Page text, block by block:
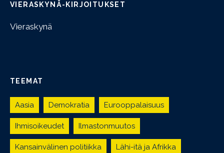
VIERASKYNÄ-KIRJOITUKSET
Vieraskynä
TEEMAT
Aasia Demokratia Eurooppalaisuus
Ihmisoikeudet Ilmastonmuutos
Kansainvälinen politiikka Lähi-itä ja Afrikka